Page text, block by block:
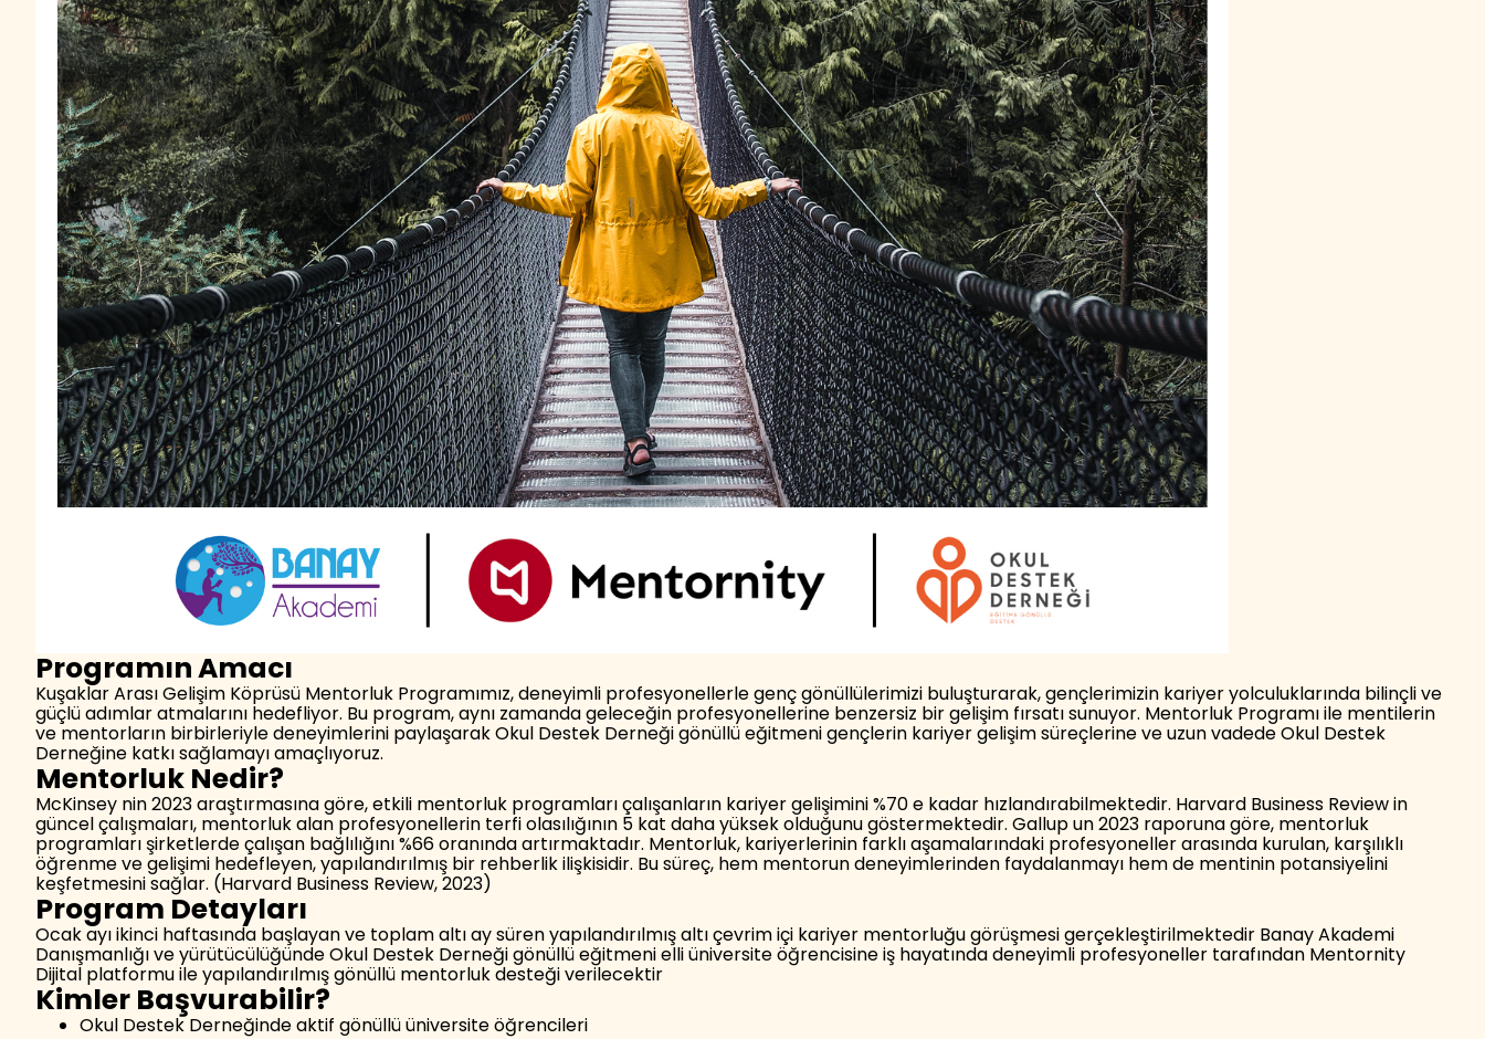
Programın Amacı
Kuşaklar Arası Gelişim Köprüsü Mentorluk Programımız, deneyimli profesyonellerle genç gönüllülerimizi buluşturarak, gençlerimizin kariyer yolculuklarında bilinçli ve
güçlü adımlar atmalarını hedefliyor. Bu program, aynı zamanda geleceğin profesyonellerine benzersiz bir gelişim fırsatı sunuyor. Mentorluk Programı ile mentilerin
ve mentorların birbirleriyle deneyimlerini paylaşarak Okul Destek Derneği gönüllü eğitmeni gençlerin kariyer gelişim süreçlerine ve uzun vadede Okul Destek
Derneğine katkı sağlamayı amaçlıyoruz.
Mentorluk Nedir?
McKinsey nin 2023 araştırmasına göre, etkili mentorluk programları çalışanların kariyer gelişimini %70 e kadar hızlandırabilmektedir. Harvard Business Review in
güncel çalışmaları, mentorluk alan profesyonellerin terfi olasılığının 5 kat daha yüksek olduğunu göstermektedir. Gallup un 2023 raporuna göre, mentorluk
programları şirketlerde çalışan bağlılığını %66 oranında artırmaktadır. Mentorluk, kariyerlerinin farklı aşamalarındaki profesyoneller arasında kurulan, karşılıklı
öğrenme ve gelişimi hedefleyen, yapılandırılmış bir rehberlik ilişkisidir. Bu süreç, hem mentorun deneyimlerinden faydalanmayı hem de mentinin potansiyelini
keşfetmesini sağlar. (Harvard Business Review, 2023)
Program Detayları
Ocak ayı ikinci haftasında başlayan ve toplam altı ay süren yapılandırılmış altı çevrim içi kariyer mentorluğu görüşmesi gerçekleştirilmektedir Banay Akademi
Danışmanlığı ve yürütücülüğünde Okul Destek Derneği gönüllü eğitmeni elli üniversite öğrencisine iş hayatında deneyimli profesyoneller tarafından Mentornity
Dijital platformu ile yapılandırılmış gönüllü mentorluk desteği verilecektir
Kimler Başvurabilir?
Okul Destek Derneğinde aktif gönüllü üniversite öğrencileri